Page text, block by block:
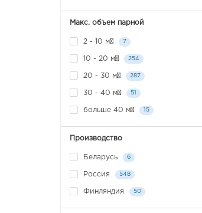
Макс. объем парной
2 - 10 м³ 7
10 - 20 м³ 254
20 - 30 м³ 287
30 - 40 м³ 51
больше 40 м³ 15
Производство
Беларусь 6
Россия 548
Финляндия 50